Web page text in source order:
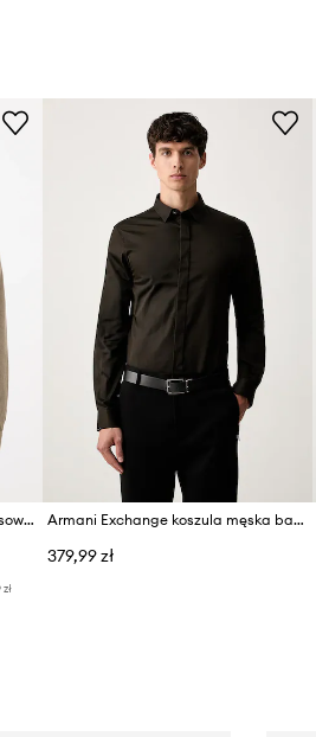
Armani Exchange koszula sztruksowa
zł
Armani Exchange koszula męska bawełniana z elastanem
379,99 zł